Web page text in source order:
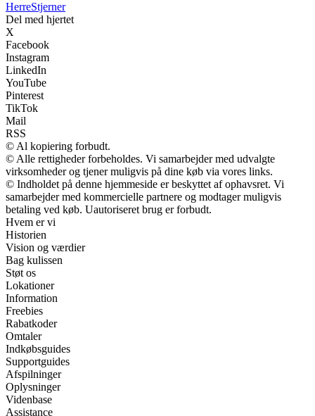
HerreStjerner
Del med hjertet
X
Facebook
Instagram
LinkedIn
YouTube
Pinterest
TikTok
Mail
RSS
© Al kopiering forbudt.
© Alle rettigheder forbeholdes. Vi samarbejder med udvalgte
virksomheder og tjener muligvis på dine køb via vores links.
© Indholdet på denne hjemmeside er beskyttet af ophavsret. Vi
samarbejder med kommercielle partnere og modtager muligvis
betaling ved køb. Uautoriseret brug er forbudt.
Hvem er vi
Historien
Vision og værdier
Bag kulissen
Støt os
Lokationer
Information
Freebies
Rabatkoder
Omtaler
Indkøbsguides
Supportguides
Afspilninger
Oplysninger
Videnbase
Assistance